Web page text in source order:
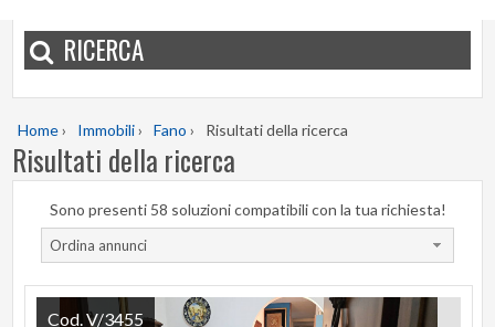
RICERCA
Home› Immobili› Fano › Risultati della ricerca
Risultati della ricerca
Sono presenti 58 soluzioni compatibili con la tua richiesta!
Ordina annunci
Cod. V/3455